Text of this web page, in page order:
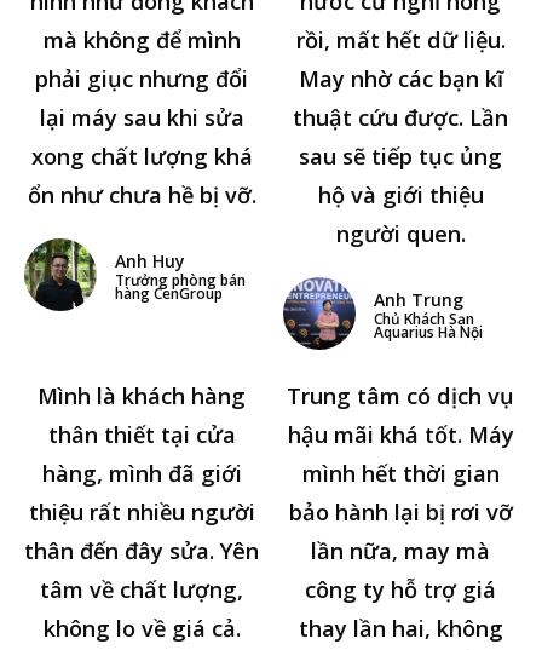
mà không để mình
phải giục nhưng đổi
lại máy sau khi sửa
xong chất lượng khá
ổn như chưa hề bị vỡ.
Anh Huy
Trưởng phòng bán
hàng CenGroup
rồi, mất hết dữ liệu.
May nhờ các bạn kĩ
thuật cứu được. Lần
sau sẽ tiếp tục ủng
hộ và giới thiệu
người quen.
Anh Trung
Chủ Khách Sạn
Aquarius Hà Nội
Mình là khách hàng
thân thiết tại cửa
hàng, mình đã giới
thiệu rất nhiều người
thân đến đây sửa. Yên
tâm về chất lượng,
không lo về giá cả.
Trung tâm có dịch vụ
hậu mãi khá tốt. Máy
mình hết thời gian
bảo hành lại bị rơi vỡ
lần nữa, may mà
công ty hỗ trợ giá
thay lần hai, không